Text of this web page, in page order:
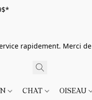
rapidement. Merci
CHAT OISEAU